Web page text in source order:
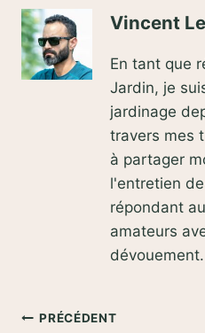
Vincent
En tant que
Jardin, je
jardinage
travers mes
à partager
l'entretien
répondant
amateurs
dévouement.
Navigation
PRÉCÉDENT